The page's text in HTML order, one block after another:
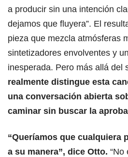
a producir sin una intención
dejamos que fluyera”. El
pieza que mezcla atmósferas
sintetizadores envolventes y
inesperada. Pero más allá del
realmente distingue esta
una conversación abierta
caminar sin buscar la
“Queríamos que cualquiera
a su manera”, dice Otto. “No